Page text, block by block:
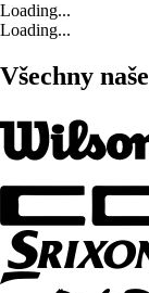
Loading...
Loading...
Všechny